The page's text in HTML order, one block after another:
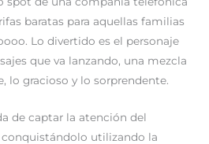
k
p
p
baratas para aquellas familias
Lo divertido es el personaje
que va lanzando, una mezcla
lo gracioso y lo sorprendente.
de captar la atención del
utilizando la